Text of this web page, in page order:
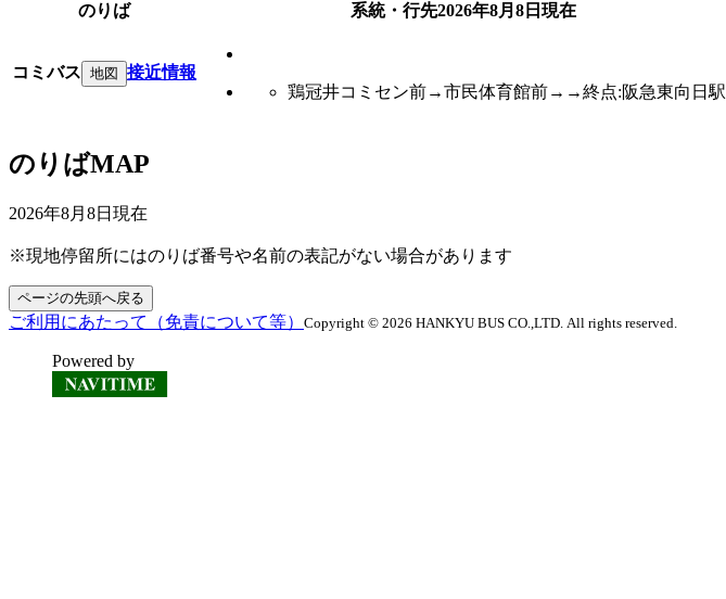
のりば
系統・行先2026年8月8日 現在
コミバス 地図
接近情報
鶏冠井コミセン前→市民体育館前→→終点:阪急東向日駅
のりばMAP
2026年8月8日 現在
※現地停留所にはのりば番号や名前の表記がない場合があります
ページの先頭へ戻る
ご利用にあたって（免責について等） Copyright © 2026 HANKYU BUS CO.,LTD. All rights reserved.
Powered by